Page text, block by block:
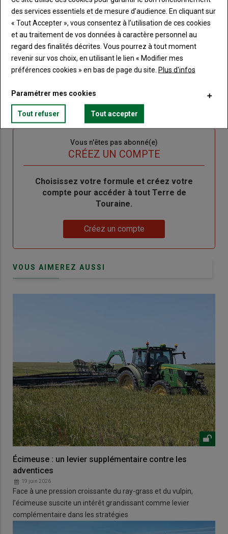
Body
Connectez-vous à votre compte pour profiter
de votre abonnement
Lien
"Créer
un
compte"
Créer un nouveau compte
Lien
"Réinitialiser
mot
passe"
Réinitialiser votre mot de passe
"Je
me
Vous n'êtes pas abonné(e)
CRÉEZ UN COMPTE
BodyChoisissez votre formule et créez votre
compte pour accéder à tout Terre de
Touraine.
Créez un compte
VOUS AIMEREZ AUSSI
Écimeuse : un levier supplémentaire contre les
adventices
19 juin 2026
Face à une pression croissante du ray-grass et du vulpin,
l’écimeuse suscite un intérêt grandissant comme levier
complémentaire dans les stratégies
des services essentiels et de mesure d’audience. En cliquant sur
« Tout Accepter », vous consentez à l’utilisation de ces cookies
et au traitement de vos données à caractère personnel au
regard des finalités décrites. Vous pourrez à tout moment
revenir sur vos choix, en utilisant le lien « Modifier mes
préférences cookies » en bas de page du site. Plus d'infos
Paramétrer mes cookies
Tout refuser Tout accepter